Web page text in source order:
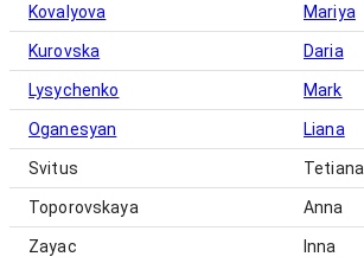
Kovalyova Mariya
Kurovska Daria
Lysychenko Mark
Oganesyan Liana
Svitus Tetiana
Toporovskaya Anna
Zayac Inna